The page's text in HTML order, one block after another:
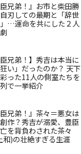
臣兄弟！』お市と柴田勝
刃しての最期と「辞世
…運命を共にした２人
臣兄弟！】秀吉は本当に
狂い」だったのか？ 天下
った11人の側室たちを
で一挙紹介
臣兄弟！』茶々＝悪女は
作？秀吉が溺愛、豊臣
を背負わされた茶々
和)の壮絶すぎる生涯